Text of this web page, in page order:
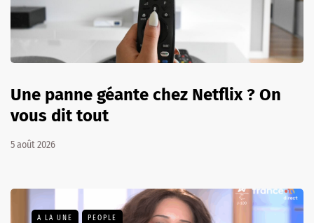
Une panne géante chez Netflix ? On
vous dit tout
5 août 2026
A LA UNE PEOPLE